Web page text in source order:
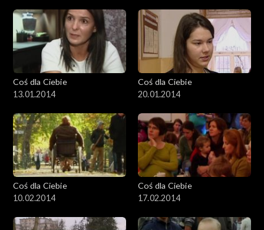
Coś dla Ciebie
13.01.2014
Coś dla Ciebie
20.01.2014
Coś dla Ciebie
10.02.2014
Coś dla Ciebie
17.02.2014